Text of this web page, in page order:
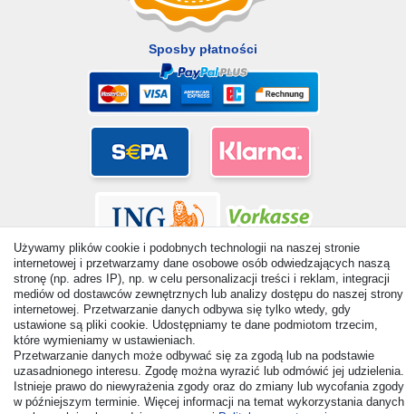
Sposby płatności
© Copyright 2026 | Wszelkie prawa zastrzezone. - All rights
reserved. Prices incl. VAT. 19% VAT Basic prices see article detail
| * Applies to deliveries to the UK!
Używamy plików cookie i podobnych technologii na naszej stronie
internetowej i przetwarzamy dane osobowe osób odwiedzających naszą
stronę (np. adres IP), np. w celu personalizacji treści i reklam, integracji
mediów od dostawców zewnętrznych lub analizy dostępu do naszej strony
internetowej. Przetwarzanie danych odbywa się tylko wtedy, gdy
ustawione są pliki cookie. Udostępniamy te dane podmiotom trzecim,
które wymieniamy w ustawieniach.
Przetwarzanie danych może odbywać się za zgodą lub na podstawie
uzasadnionego interesu. Zgodę można wyrazić lub odmówić jej udzielenia.
Istnieje prawo do niewyrażenia zgody oraz do zmiany lub wycofania zgody
w późniejszym terminie. Więcej informacji na temat wykorzystania danych
Odstąp od umowy tutaj Kontakt